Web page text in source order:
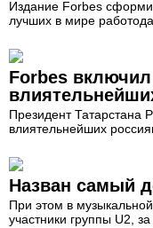
Издание Forbes
лучших в мире
Forbes
Президент Татарстана
влиятельнейших
Назван самый
При этом в
участники группы U2,